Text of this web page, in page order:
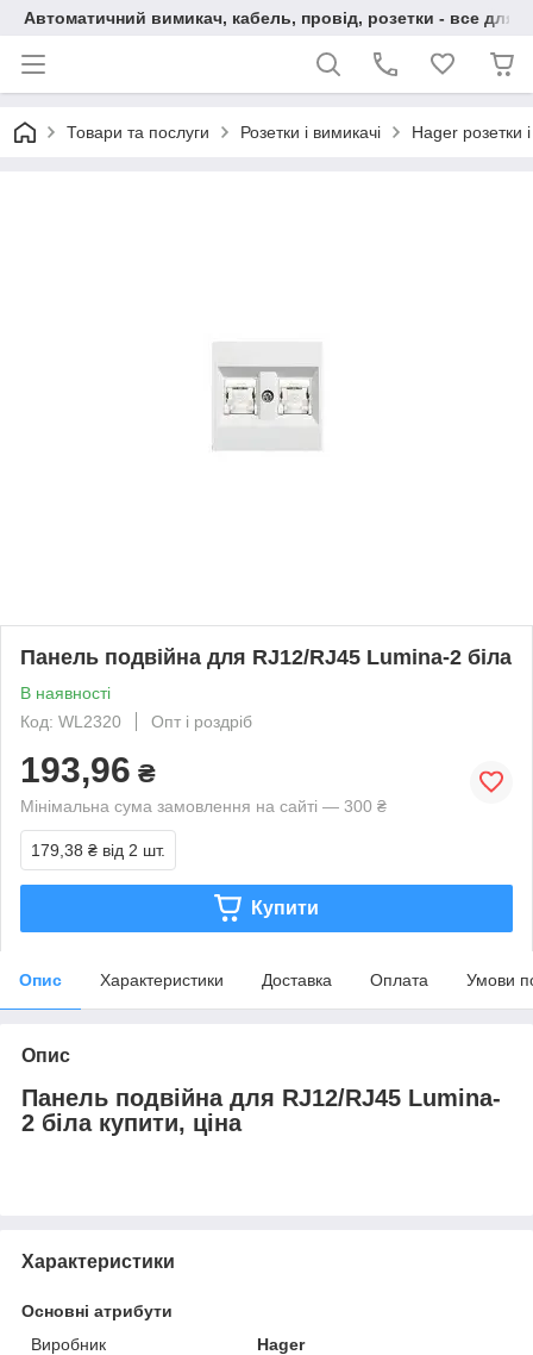
Автоматичний вимикач, кабель, провід, розетки - все для
Товари та послуги Розетки і вимикачі Hager розетки
Панель подвійна для RJ12/RJ45 Lumina-2 біла
В наявності
Код: WL2320
Опт і роздріб
193,96 ₴
Мінімальна сума замовлення на сайті — 300 ₴
179,38 ₴ від 2 шт.
Купити
Опис Характеристики Доставка Оплата Умови
Опис
Панель подвійна для RJ12/RJ45 Lumina-
2 біла купити, ціна
Характеристики
Основні атрибути
Виробник
Hager